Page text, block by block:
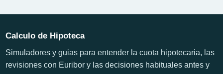
Calculo de Hipoteca
Simuladores y guias para entender la cuota hipotecaria, las
revisiones con Euribor y las decisiones habituales antes y